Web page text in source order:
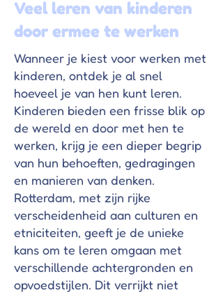
Veel leren van kinderen
door ermee te werken
Wanneer je kiest voor werken met
kinderen, ontdek je al snel
hoeveel je van hen kunt leren.
Kinderen bieden een frisse blik op
de wereld en door met hen te
werken, krijg je een dieper begrip
van hun behoeften, gedragingen
en manieren van denken.
Rotterdam, met zijn rijke
verscheidenheid aan culturen en
etniciteiten, geeft je de unieke
kans om te leren omgaan met
verschillende achtergronden en
opvoedstijlen. Dit verrijkt niet